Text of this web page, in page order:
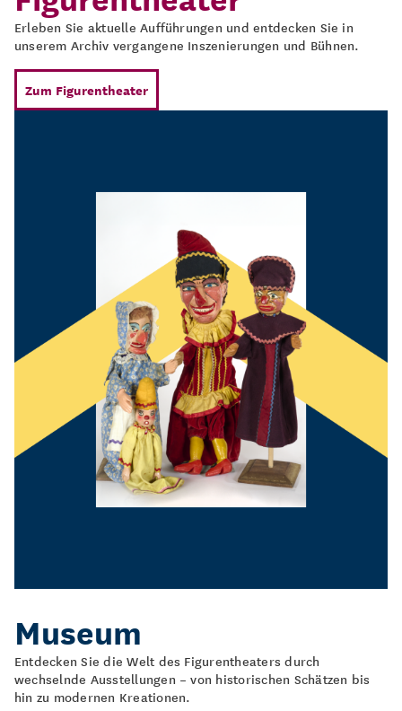
Erleben Sie aktuelle Aufführungen und entdecken Sie in
unserem Archiv vergangene Inszenierungen und Bühnen.
Zum Figurentheater
Museum
Entdecken Sie die Welt des Figurentheaters durch
wechselnde Ausstellungen – von historischen Schätzen bis
hin zu modernen Kreationen.